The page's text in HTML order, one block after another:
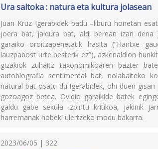
Ura saltoka : natura eta kultura jolasean
Juan Kruz Igerabidek badu –liburu honetan
joera bat, jaidura bat, aldi berean izan dena
garaiko oroitzapenetatik hasita (“Hantxe
lauzpabost urte besterik ez”), azkenaldion
gizakiok zuhaitz taxonomikoaren bazter
autobiografia sentimental bat, nolabaiteko
natural bat osatu du Igerabidek, ohi duen
gozoagoz betea. Ovidio garaikide batek
galdu gabe sekula izpiritu kritikoa, jakinik
harremanak hobeki ulertzeko modu bakarra.
2023/06/05 | 322